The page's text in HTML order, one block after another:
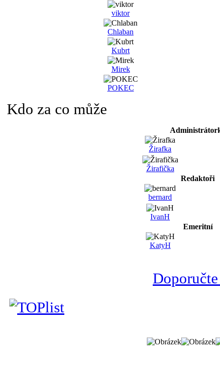
viktor
Chlaban
Kubrt
Mirek
POKEC
Kdo za co může
Žirafka
Žirafička
Redaktoři
bernard
IvanH
Emeritní
KatyH